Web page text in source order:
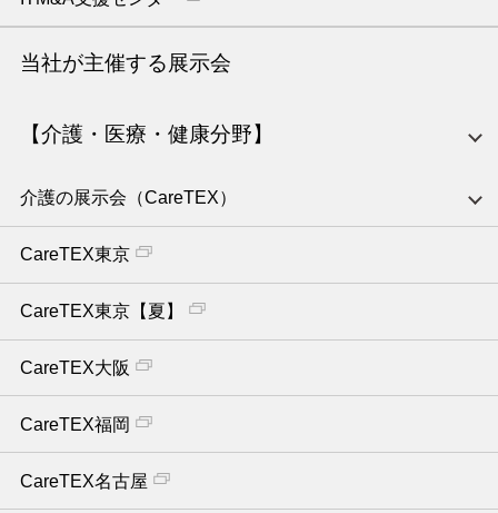
当社が主催する展示会
【介護・医療・健康分野】
介護の展示会（CareTEX）
CareTEX東京
CareTEX東京【夏】
CareTEX大阪
CareTEX福岡
CareTEX名古屋